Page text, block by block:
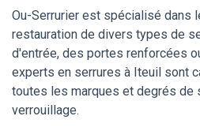
Ou-Serrurier est spécialisé dans
restauration de divers types de
d'entrée, des portes renforcées
experts en serrures à Iteuil sont
toutes les marques et degrés de
verrouillage.